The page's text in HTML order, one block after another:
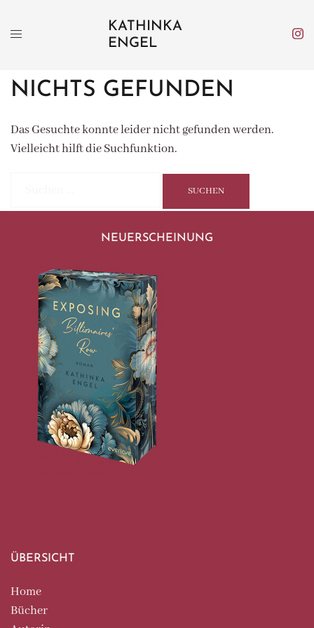
Inhalt
KATHINKA
ENGEL
NICHTS GEFUNDEN
Das Gesuchte konnte leider nicht gefunden werden.
Vielleicht hilft die Suchfunktion.
NEUERSCHEINUNG
ÜBERSICHT
Home
Bücher